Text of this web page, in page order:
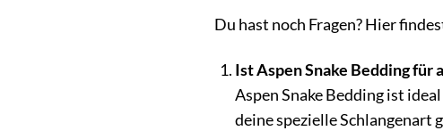
Du hast noch Fragen? Hier
Ist Aspen Snake Bedding für
Aspen Snake Bedding ist
deine spezielle Schlangenart